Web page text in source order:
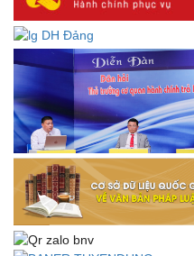
định về thành lập, tổ chức
hợp liên ngành
Thông báo về việc tải
thực hiện Nghị quyết số
NQ/TW
Thư chúc mừng của Bộ
niệm 78 năm Ngày thành
thống ngành Tổ chức nhà
Thông báo về việc đăng
thi dân vận khéo năm